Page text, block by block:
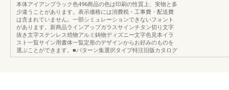
本体アイアンブラック色496商品の色は印刷の性質上、実物と多
少違うことがあります。表示価格には消費税・工事費・配送費
は含まれていません。一部シミュレーションできないフォント
があります。新商品ラインアップガラスサインチタン切り文字
抜き文字ステンレス焼物アルミ鋳物ディズニー文字色見本イラ
スト一覧サイン用書体一覧定形のデザインからお好みのものを
選ぶことができます。■パターン集選択タイプ特注旧版カタログ